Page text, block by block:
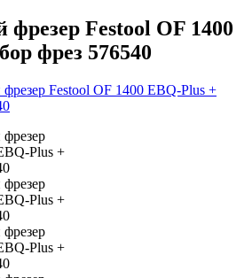
Festool OF 1400
фрез 576540